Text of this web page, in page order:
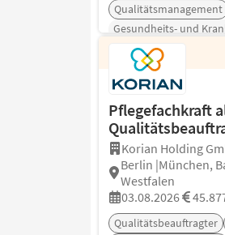
Qualitätsmanagement
Gesundheits- und
Betreuung
Pflegefachkraft
Korian Holding
Berlin |München,
Westfalen
03.08.2026
Qualitätsbeauftragter